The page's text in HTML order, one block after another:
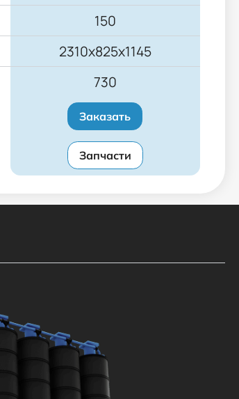
150
2310х825х1145
730
Заказать
Запчасти